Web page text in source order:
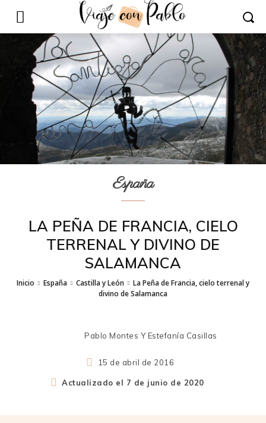
España
LA PEÑA DE FRANCIA, CIELO
TERRENAL Y DIVINO DE
SALAMANCA
Inicio España Castilla y León
La Peña de Francia, cielo terrenal y
divino de Salamanca
Pablo Montes Y Estefanía Casillas
15 de abril de 2016
Actualizado el 7 de junio de 2020